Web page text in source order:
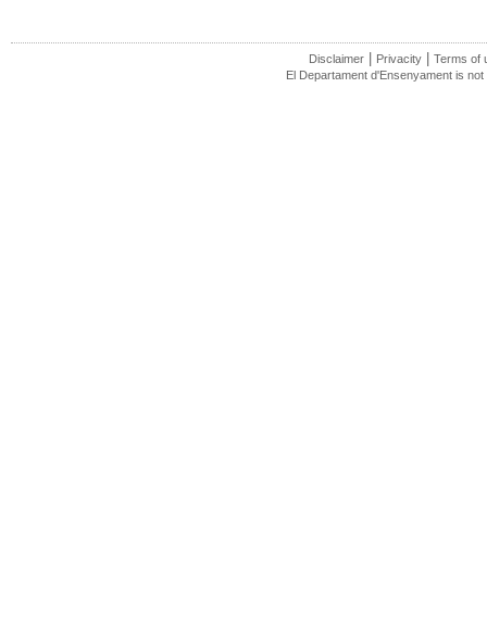
Disclaimer | Privacity | Terms of
El Departament d'Ensenyament is